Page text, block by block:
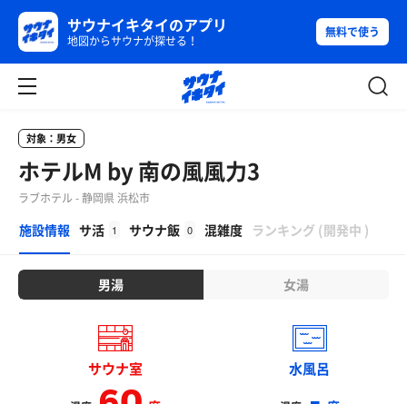
サウナイキタイのアプリ
地図からサウナが探せる！
無料で使う
対象：男女
ホテルM by 南の風風力3
ラブホテル - 静岡県 浜松市
施設情報 サ活 1 サウナ飯 0 混雑度 ランキング (開発中 )
男湯 女湯
サウナ室 水風呂